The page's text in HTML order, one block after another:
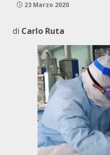
23 Marzo 2020
di Carlo Ruta